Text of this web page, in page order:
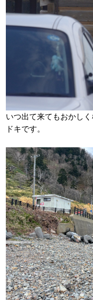
いつ出て来てもおかし
ドキです。